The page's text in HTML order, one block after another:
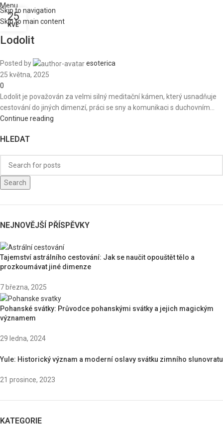
Skip to navigation
Skip to main content
Menu
25
KVĚ
Lodolit
Posted by
esoterica
25 května, 2025
0
Lodolit je považován za velmi silný meditační kámen, který usnadňuje
cestování do jiných dimenzí, práci se sny a komunikaci s duchovním...
Continue reading
HLEDAT
Search
NEJNOVĚJŠÍ PŘÍSPĚVKY
Tajemství astrálního cestování: Jak se naučit opouštět tělo a
prozkoumávat jiné dimenze
7 března, 2025
Pohanské svátky: Průvodce pohanskými svátky a jejich magickým
významem
29 ledna, 2024
Yule: Historický význam a moderní oslavy svátku zimního slunovratu
21 prosince, 2023
KATEGORIE